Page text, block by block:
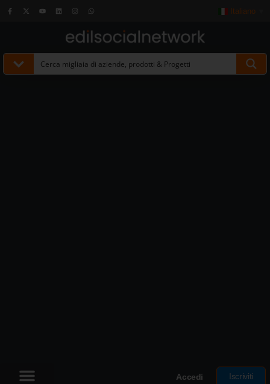
Italiano
Accedi Iscriviti